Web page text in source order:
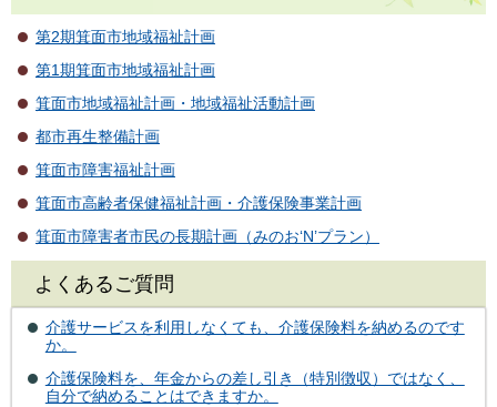
第2期箕面市地域福祉計画
第1期箕面市地域福祉計画
箕面市地域福祉計画・地域福祉活動計画
都市再生整備計画
箕面市障害福祉計画
箕面市高齢者保健福祉計画・介護保険事業計画
箕面市障害者市民の長期計画（みのお‘N’プラン）
よくあるご質問
介護サービスを利用しなくても、介護保険料を納めるのです
か。
介護保険料を、年金からの差し引き（特別徴収）ではなく、
自分で納めることはできますか。